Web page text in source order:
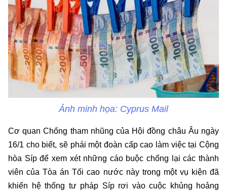
Ảnh minh họa: Cyprus Mail
Cơ quan Chống tham nhũng của Hội đồng châu Âu ngày
16/1 cho biết, sẽ phái một đoàn cấp cao làm việc tại Cộng
hòa Síp để xem xét những cáo buộc chống lại các thành
viên của Tòa án Tối cao nước này trong một vụ kiện đã
khiến hệ thống tư pháp Síp rơi vào cuộc khủng hoảng